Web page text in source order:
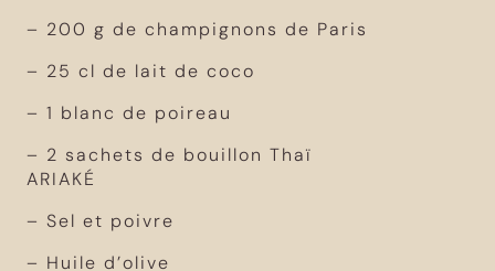
– 200 g de champignons de Paris
– 25 cl de lait de coco
– 1 blanc de poireau
– 2 sachets de bouillon Thaï
ARIAKÉ
– Sel et poivre
– Huile d’olive